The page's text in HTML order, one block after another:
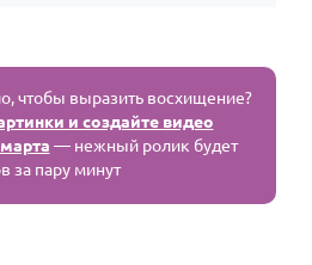
чтобы выразить восхищение?
и создайте видео
— нежный ролик будет
за пару минут